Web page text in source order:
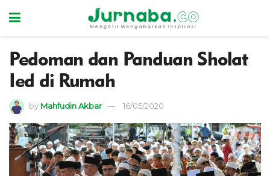
Pedoman dan Panduan Sholat
Ied di Rumah
by Mahfudin Akbar 16/05/2020